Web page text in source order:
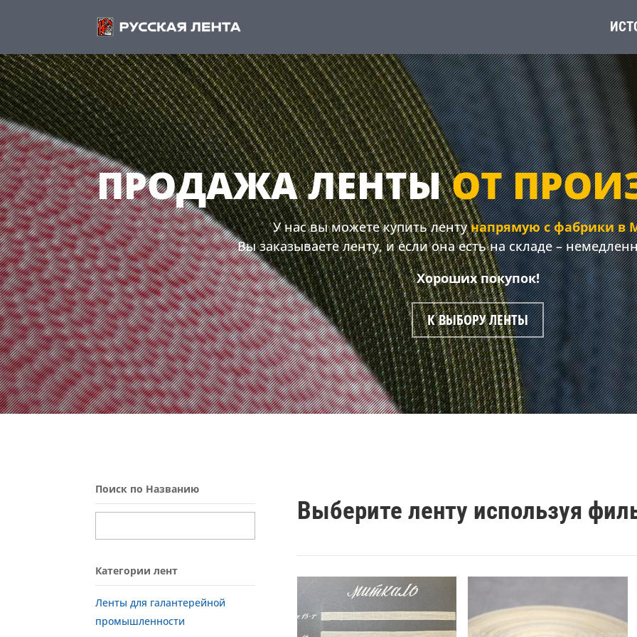
ПРОДАЖА ЛЕНТЫОТ
У нас вы можете купить лентунапрямую с фабрики в
Вы заказываете ленту, и если она есть на складе –
Хороших покупок!
К ВЫБОРУ ЛЕНТЫ
Поиск по Названию
Категории лент
Ленты для галантерейной
промышленности
Выберите ленту используя